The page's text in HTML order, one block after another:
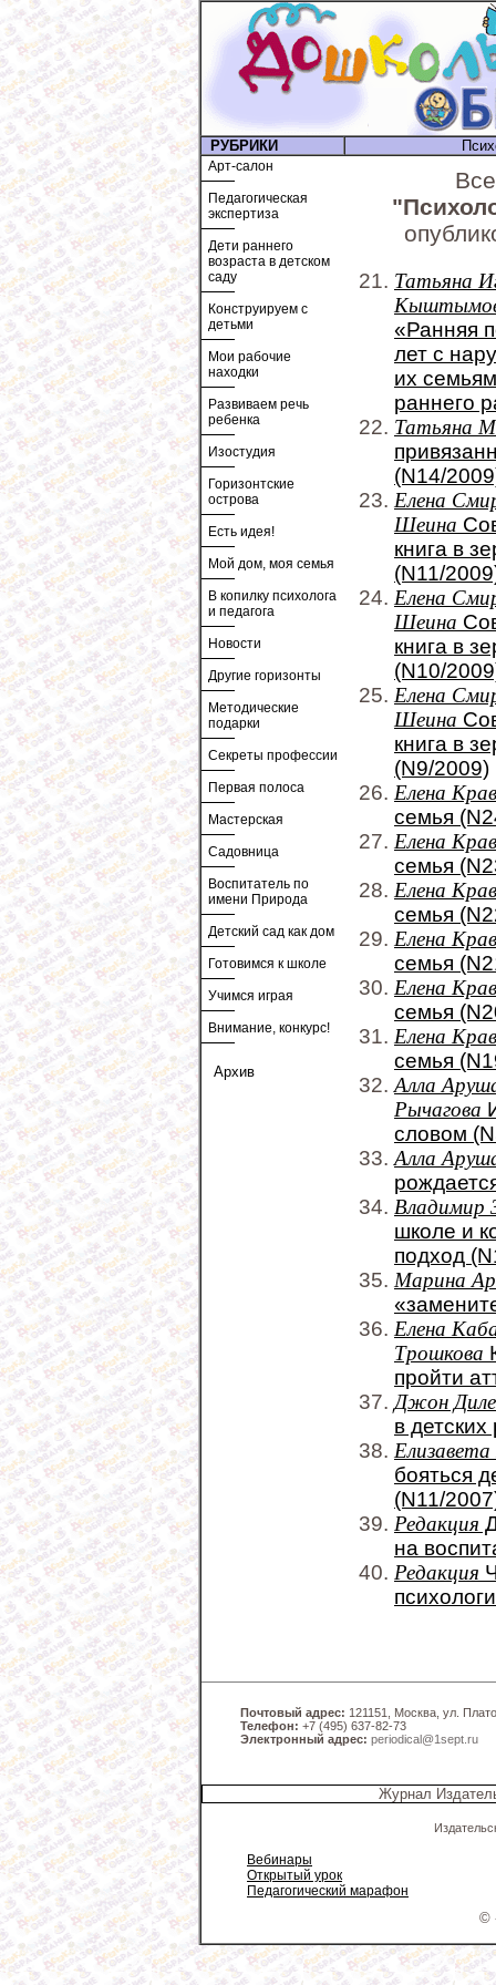
РУБРИКИ
Арт-салон
Педагогическая
экспертиза
Дети раннего
возраста в детском
саду
Конструируем с
детьми
Мои рабочие
находки
Развиваем речь
ребенка
Изостудия
Горизонтские
острова
Есть идея!
Мой дом, моя семья
В копилку психолога
и педагога
Новости
Другие горизонты
Методические
подарки
Секреты профессии
Первая полоса
Мастерская
Садовница
Воспитатель по
имени Природа
Детский сад как дом
Готовимся к школе
Учимся играя
Внимание, конкурс!
Архив
Татьяна
«Ранняя
лет с
их
раннего
Татьяна
(N14/
Елена
Шеина
книга в
(N11/
Елена
Шеина
книга в
(N10/
Елена
Шеина
книга в
(N9/2009)
Елена
семья
Елена
семья
Елена
семья
Елена
семья
Елена
семья
Елена
семья
Алла
Рычагова
словом
Алла
Владимир
школе и
подход
Марина
Елена
Трошкова
пройти
Джон
в
бояться
(N11/
Редакция
на
Редакция
Почтовый адрес: 121151, Москва, ул.
Телефон: +7 (495) 637-82-73
Электронный адрес: periodical@1sept.ru
Журнал
Вебинары
Открытый урок
Педагогический марафон
©